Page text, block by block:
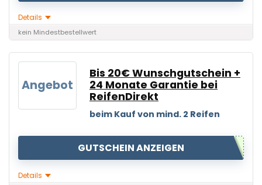
Details
kein Mindestbestellwert
Angebot
Bis 20€ Wunschgutschein +
24 Monate Garantie bei
ReifenDirekt
beim Kauf von mind. 2 Reifen
GUTSCHEIN ANZEIGEN
Details